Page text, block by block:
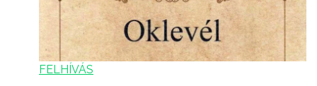
FELHÍVÁS